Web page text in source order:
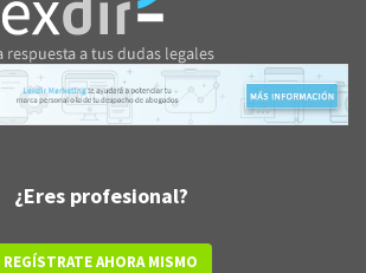
¿Eres profesional?
REGÍSTRATE AHORA MISMO